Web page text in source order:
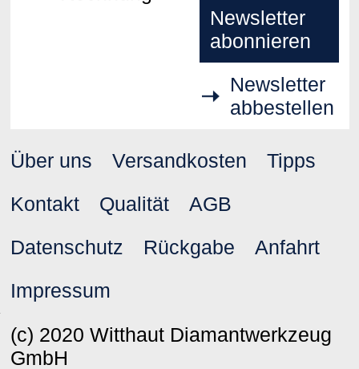
Newsletter
abonnieren
Newsletter
abbestellen
Über uns Versandkosten
Tipps
Kontakt
Qualität
AGB
Datenschutz
Rückgabe
Anfahrt
Impressum
(c) 2020 Witthaut Diamantwerkzeug
GmbH